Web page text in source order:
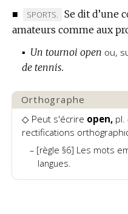
■
MARQUE
DE
SPORTS.
Se dit d’une
amateurs comme aux
▪ Un tournoi open ou,
de tennis.
Orthographe
◇ Peut s'écrire open, pl.
rectifications
[règle §6] Les mots
langues.